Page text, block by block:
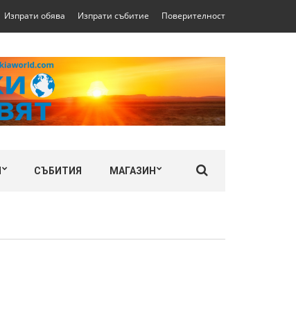
Изпрати обява Изпрати събитие Поверителност
СЪБИТИЯ МАГАЗИН